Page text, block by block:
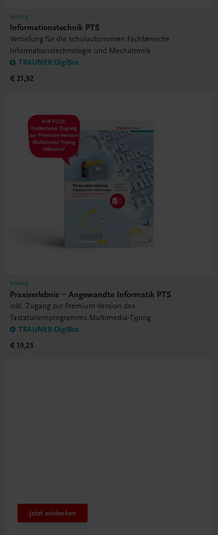
Bildung
Informationstechnik PTS
Vertiefung für die schulautonomen Fachbereiche
Informationstechnologie und Mechatronik
TRAUNER-DigiBox
€ 21,92
Bildung
Praxiserlebnis – Angewandte Informatik PTS
inkl. Zugang zur Premium-Version des
Tastaturlernprogramms Multimedia-Typing
TRAUNER-DigiBox
€ 19,23
Jetzt entdecken